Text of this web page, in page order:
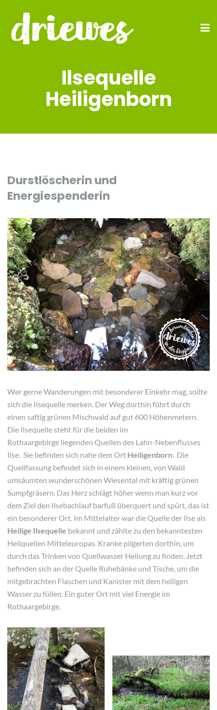
Ilsequelle
Heiligenborn
Durstlöscherin und
Energiespenderin
Wer gerne Wanderungen mit besonderer Einkehr mag, sollte
sich die Ilsequelle merken. Der Weg dorthin führt durch
einen saftig grünen Mischwald auf gut 600 Höhenmetern.
Die Ilsequelle steht für die beiden im
Rothaargebirge liegenden Quellen des Lahn-Nebenflusses
Ilse. Sie befinden sich nahe dem Ort Heiligenborn . Die
Quellfassung befindet sich in einem kleinen, von Wald
umsäumten wunderschönen Wiesental mit kräftig grünen
Sumpfgräsern. Das Herz schlägt höher wenn man kurz vor
dem Ziel den Ilsebachlauf barfuß überquert und spürt, das ist
ein besonderer Ort. Im Mittelalter war die Quelle der Ilse als
Heilige Ilsequelle bekannt und zählte zu den bekanntesten
Heilquellen Mitteleuropas. Kranke pilgerten dorthin, um
durch das Trinken von Quellwasser Heilung zu finden. Jetzt
befinden sich an der Quelle Ruhebänke und Tische, um die
mitgebrachten Flaschen und Kanister mit dem heiligen
Wasser zu füllen. Ein guter Ort mit viel Energie im
Rothaargebirge.